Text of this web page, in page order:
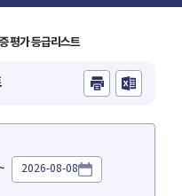
평가 등급리스트